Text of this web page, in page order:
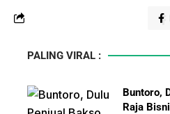
PALING VIRAL :
Buntoro,
Raja